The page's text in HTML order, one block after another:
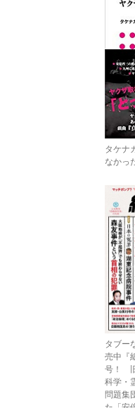
タケナ
なかっ
タブー
売中『
号！
科学・
問題集